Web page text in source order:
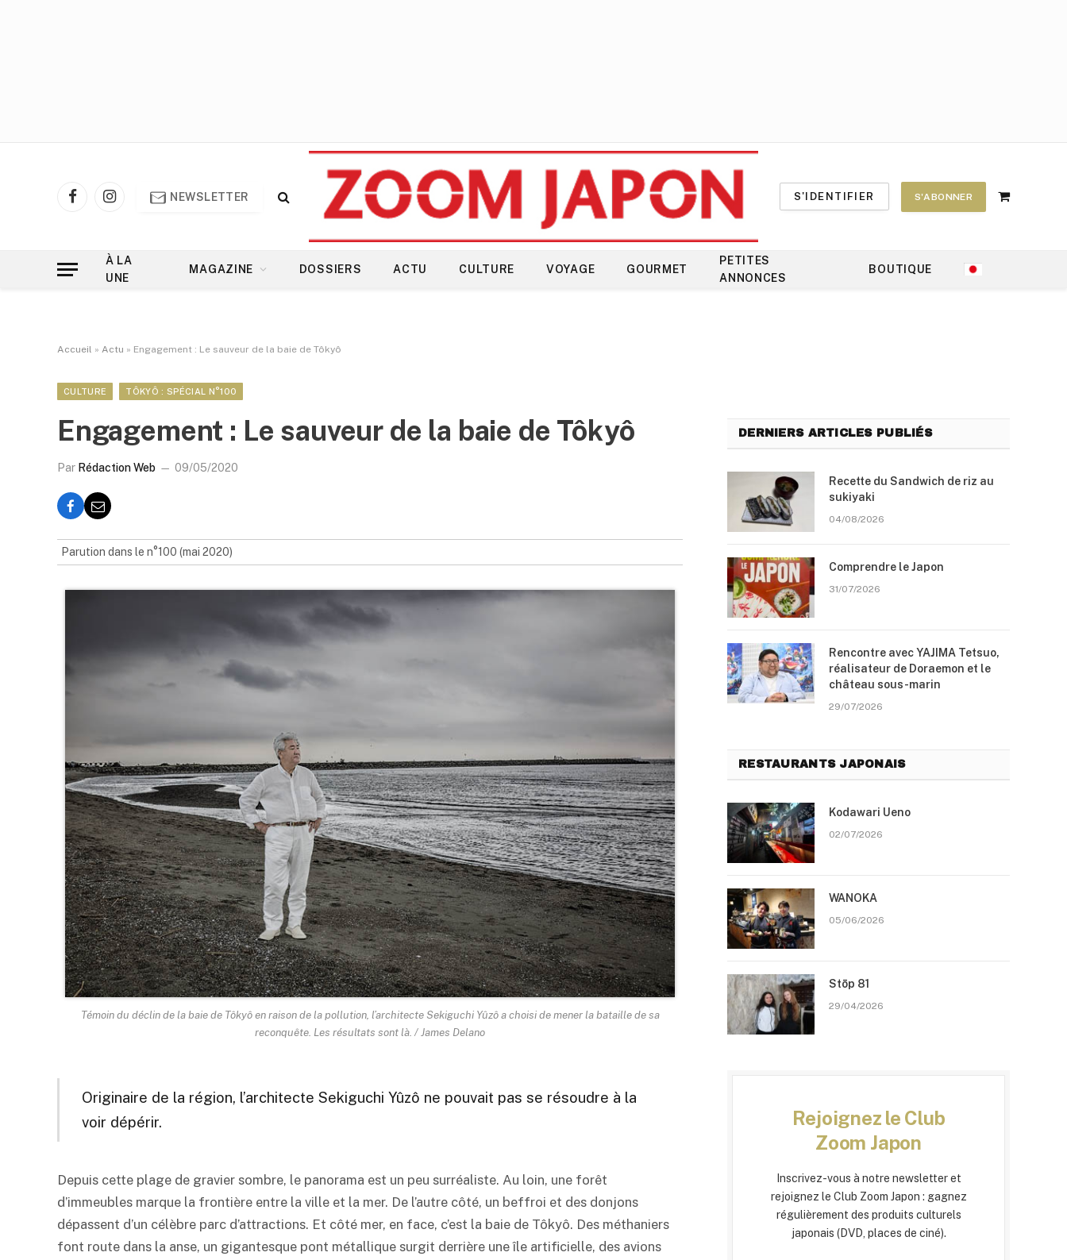
FacebookInstagram
NEWSLETTER S'IDENTIFIER S'ABONNER
Shopping
À LA
UNE
MAGAZINE DOSSIERS ACTU CULTURE VOYAGE GOURMET
PETITES
ANNONCES
BOUTIQUE
Accueil » Actu » Engagement : Le sauveur de la baie de Tôkyô
CULTURE TÔKYÔ : SPÉCIAL N°100
Engagement : Le sauveur de la baie de Tôkyô
Par Rédaction Web 09/05/2020
Parution dans le n°100 (mai 2020)
Témoin du déclin de la baie de Tôkyô en raison de la pollution, l’architecte Sekiguchi Yûzô a choisi de mener la bataille de sa
reconquête. Les résultats sont là. / James Delano
Originaire de la région, l’architecte Sekiguchi Yûzô ne pouvait pas se résoudre à la
voir dépérir.
Depuis cette plage de gravier sombre, le panorama est un peu surréaliste. Au loin, une forêt
d’immeubles marque la frontière entre la ville et la mer. De l’autre côté, un beffroi et des donjons
dépassent d’un célèbre parc d’attractions. Et côté mer, en face, c’est la baie de Tôkyô. Des méthaniers
font route dans la anse, un gigantesque pont métallique surgit derrière une île artificielle, des avions
DERNIERS ARTICLES PUBLIÉS
Recette du Sandwich de riz au
sukiyaki
04/08/2026
Comprendre le Japon
31/07/2026
Rencontre avec YAJIMA Tetsuo,
réalisateur de Doraemon et le
château sous-marin
29/07/2026
RESTAURANTS JAPONAIS
Kodawari Ueno
02/07/2026
WANOKA
05/06/2026
Stōp 81
29/04/2026
Rejoignez le Club
Zoom Japon
Inscrivez-vous à notre newsletter et
rejoignez le Club Zoom Japon : gagnez
régulièrement des produits culturels
japonais (DVD, places de ciné).